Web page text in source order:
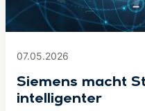
07.05.2026
Siemens macht
intelligenter